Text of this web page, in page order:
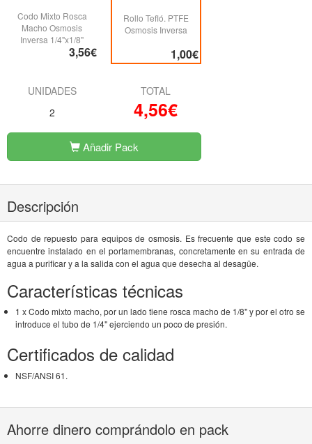
Codo Mixto Rosca
Macho Osmosis
Inversa 1/4"x1/8"
3,56€
Rollo Tefló. PTFE
Osmosis Inversa
1,00€
UNIDADES
TOTAL
2
4,56€
Añadir Pack
Descripción
Codo de repuesto para equipos de osmosis. Es frecuente que este codo se
encuentre instalado en el portamembranas, concretamente en su entrada de
agua a purificar y a la salida con el agua que desecha al desagüe.
Características técnicas
1 x Codo mixto macho, por un lado tiene rosca macho de 1/8" y por el otro se
introduce el tubo de 1/4" ejerciendo un poco de presión.
Certificados de calidad
NSF/ANSI 61.
Ahorre dinero comprándolo en pack